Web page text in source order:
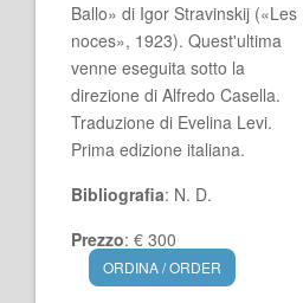
Ballo» di Igor Stravinskij («Les
noces», 1923). Quest'ultima
venne eseguita sotto la
direzione di Alfredo Casella.
Traduzione di Evelina Levi.
Prima edizione italiana.
Bibliografia: N. D.
Prezzo: € 300
ORDINA / ORDER